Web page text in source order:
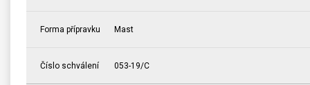
Forma přípravku Mast
Číslo schválení 053-19/C